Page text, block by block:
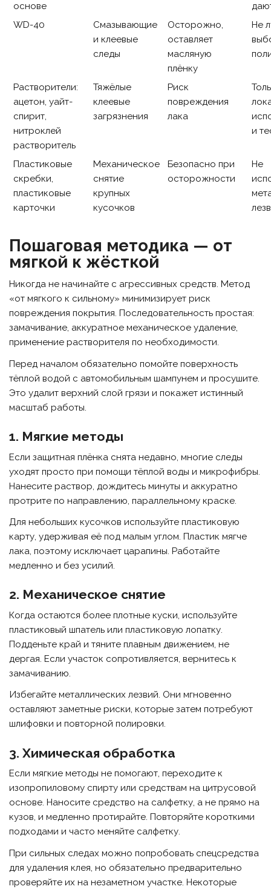
основе
WD-40
Смазывающие
и клеевые
следы
Осторожно,
оставляет
масляную
плёнку
Не
Растворители:
ацетон, уайт-
спирит,
нитроклей
растворитель
Тяжёлые
клеевые
загрязнения
Риск
повреждения
лака
и
Пластиковые
скребки,
пластиковые
карточки
Механическое
снятие
крупных
кусочков
Безопасно при
осторожности
Не
Пошаговая методика — от
мягкой к жёсткой
Никогда не начинайте с агрессивных средств. Метод
«от мягкого к сильному» минимизирует риск
повреждения покрытия. Последовательность простая:
замачивание, аккуратное механическое удаление,
применение растворителя по необходимости.
Перед началом обязательно помойте поверхность
тёплой водой с автомобильным шампунем и просушите.
Это удалит верхний слой грязи и покажет истинный
масштаб работы.
1. Мягкие методы
Если защитная плёнка снята недавно, многие следы
уходят просто при помощи тёплой воды и микрофибры.
Нанесите раствор, дождитесь минуты и аккуратно
протрите по направлению, параллельному краске.
Для небольших кусочков используйте пластиковую
карту, удерживая её под малым углом. Пластик мягче
лака, поэтому исключает царапины. Работайте
медленно и без усилий.
2. Механическое снятие
Когда остаются более плотные куски, используйте
пластиковый шпатель или пластиковую лопатку.
Подденьте край и тяните плавным движением, не
дергая. Если участок сопротивляется, вернитесь к
замачиванию.
Избегайте металлических лезвий. Они мгновенно
оставляют заметные риски, которые затем потребуют
шлифовки и повторной полировки.
3. Химическая обработка
Если мягкие методы не помогают, переходите к
изопропиловому спирту или средствам на цитрусовой
основе. Наносите средство на салфетку, а не прямо на
кузов, и медленно протирайте. Повторяйте короткими
подходами и часто меняйте салфетку.
При сильных следах можно попробовать спецсредства
для удаления клея, но обязательно предварительно
проверяйте их на незаметном участке. Некоторые